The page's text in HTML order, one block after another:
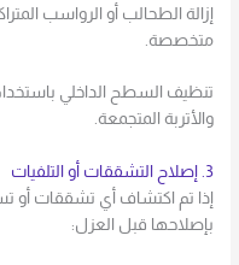
إزالة الطحالب أو الرواسب
متخصصة.
تنظيف السطح الداخلي
والأتربة المتجمعة.
3. إصلاح التشققات أو التلفيات
إذا تم اكتشاف أي تشققات أو
بإصلاحها قبل العزل: